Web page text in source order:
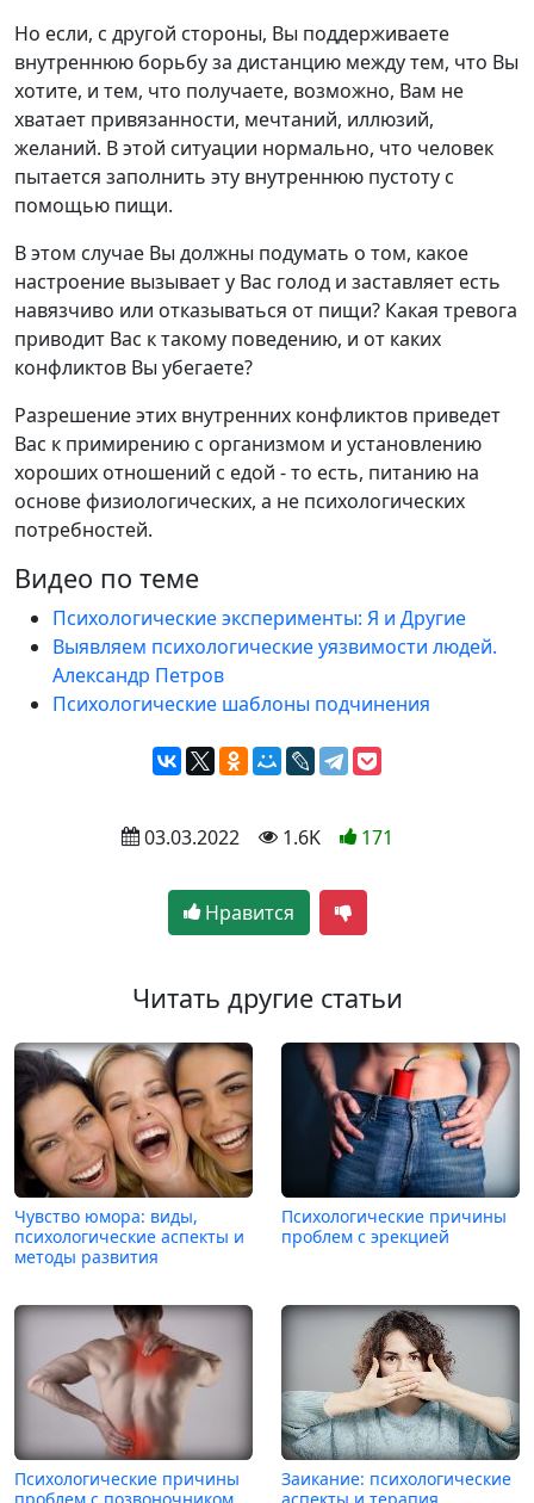
Но если, с другой стороны, Вы поддерживаете
внутреннюю борьбу за дистанцию между тем, что Вы
хотите, и тем, что получаете, возможно, Вам не
хватает привязанности, мечтаний, иллюзий,
желаний. В этой ситуации нормально, что человек
пытается заполнить эту внутреннюю пустоту с
помощью пищи.
В этом случае Вы должны подумать о том, какое
настроение вызывает у Вас голод и заставляет есть
навязчиво или отказываться от пищи? Какая тревога
приводит Вас к такому поведению, и от каких
конфликтов Вы убегаете?
Разрешение этих внутренних конфликтов приведет
Вас к примирению с организмом и установлению
хороших отношений с едой - то есть, питанию на
основе физиологических, а не психологических
потребностей.
Видео по теме
Психологические эксперименты: Я и Другие
Выявляем психологические уязвимости людей.
Александр Петров
Психологические шаблоны подчинения
03.03.2022 1.6K 171
Нравится
Читать другие статьи
Чувство юмора: виды,
психологические аспекты и
методы развития
Психологические причины
проблем с эрекцией
Психологические причины
Заикание: психологические